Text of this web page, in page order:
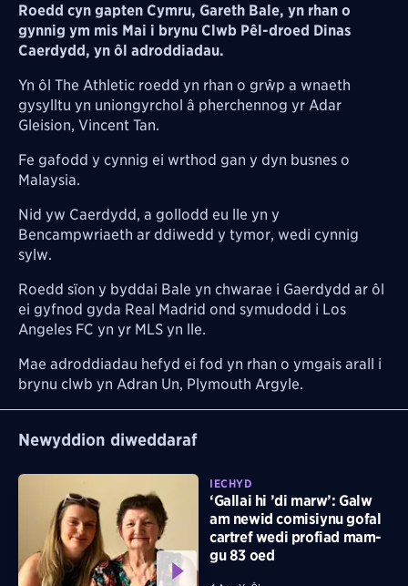
Roedd cyn gapten Cymru, Gareth Bale, yn rhan o
gynnig ym mis Mai i brynu Clwb Pêl-droed Dinas
Caerdydd, yn ôl adroddiadau.
Yn ôl The Athletic roedd yn rhan o grŵp a wnaeth
gysylltu yn uniongyrchol â pherchennog yr Adar
Gleision, Vincent Tan.
Fe gafodd y cynnig ei wrthod gan y dyn busnes o
Malaysia.
Nid yw Caerdydd, a gollodd eu lle yn y
Bencampwriaeth ar ddiwedd y tymor, wedi cynnig
sylw.
Roedd sïon y byddai Bale yn chwarae i Gaerdydd ar ôl
ei gyfnod gyda Real Madrid ond symudodd i Los
Angeles FC yn yr MLS yn lle.
Mae adroddiadau hefyd ei fod yn rhan o ymgais arall i
brynu clwb yn Adran Un, Plymouth Argyle.
Newyddion diweddaraf
IECHYD
‘Gallai hi ’di marw’: Galw
am newid comisiynu gofal
cartref wedi profiad mam-
gu 83 oed